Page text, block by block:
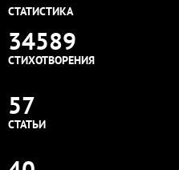
СТАТИСТИКА
34589
СТИХОТВОРЕНИЯ
57
СТАТЬИ